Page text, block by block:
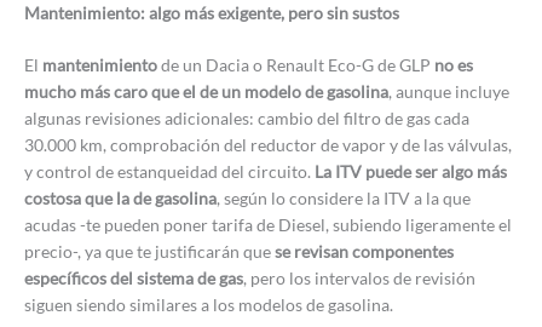
Mantenimiento: algo más exigente, pero sin sustos
El mantenimientode un Dacia o Renault Eco-G de GLP no es
mucho más caro que el de un modelo de gasolina, aunque incluye
algunas revisiones adicionales: cambio del filtro de gas cada
30.000 km, comprobación del reductor de vapor y de las válvulas,
y control de estanqueidad del circuito. La ITV puede ser algo más
costosa que la de gasolina, según lo considere la ITV a la que
acudas -te pueden poner tarifa de Diesel, subiendo ligeramente el
precio-, ya que te justificarán quese revisan componentes
específicos del sistema de gas, pero los intervalos de revisión
siguen siendo similares a los modelos de gasolina.